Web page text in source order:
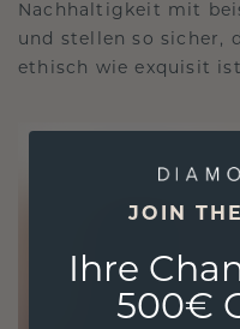
Nachhaltigkeit mit
und stellen so sicher,
ethisch wie exquisit
JOIN
Ihre
500€